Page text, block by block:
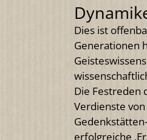
Dies ist
Generationen
Die Festreden
Verdienste
erfolgreiche